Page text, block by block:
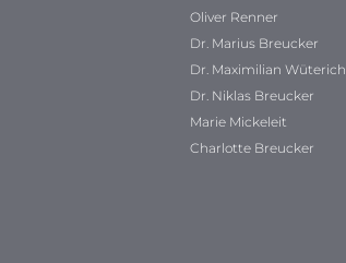
Oliver Renner
Dr. Marius Breucker
Dr. Maximilian Wüterich
Dr. Niklas Breucker
Marie Mickeleit
Charlotte Breucker